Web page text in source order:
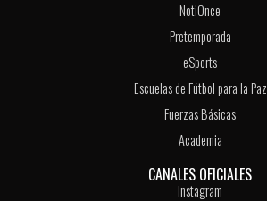
NotiOnce
Pretemporada
eSports
Escuelas de Fútbol para la Paz
Fuerzas Básicas
Academia
CANALES OFICIALES
Instagram